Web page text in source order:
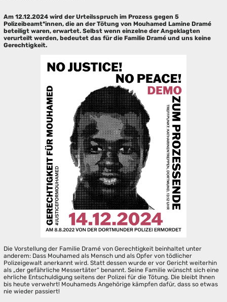
Am 12.12.2024 wird der Urteilsspruch im Prozess gegen 5
Polizeibeamt*innen, die an der Tötung von Mouhamed Lamine Dramé
beteiligt waren, erwartet. Selbst wenn einzelne der Angeklagten
verurteilt werden, bedeutet das für die Familie Dramé und uns keine
Gerechtigkeit.
Die Vorstellung der Familie Dramé von Gerechtigkeit beinhaltet unter
anderem: Dass Mouhamed als Mensch und als Opfer von tödlicher
Polizeigewalt anerkannt wird. Statt dessen wurde er vor Gericht weiterhin
als „der gefährliche Messertäter“ benannt. Seine Familie wünscht sich eine
ehrliche Entschuldigung seitens der Polizei für die Tötung. Die bleibt Ihnen
bis heute verwehrt! Mouhameds Angehörige kämpfen dafür, dass so etwas
nie wieder passiert!